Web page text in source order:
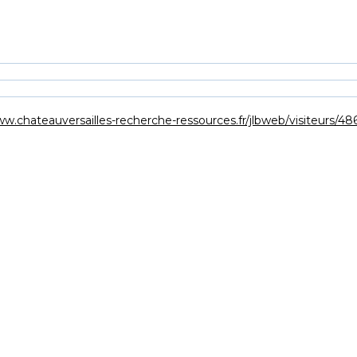
recherche-ressources.fr/jlbweb/visiteurs/